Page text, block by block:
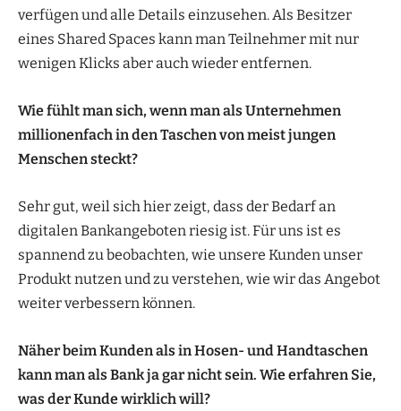
verfügen und alle Details einzusehen. Als Besitzer
eines Shared Spaces kann man Teilnehmer mit nur
wenigen Klicks aber auch wieder entfernen.
Wie fühlt man sich, wenn man als Unternehmen
millionenfach in den Taschen von meist jungen
Menschen steckt?
Sehr gut, weil sich hier zeigt, dass der Bedarf an
digitalen Bankangeboten riesig ist. Für uns ist es
spannend zu beobachten, wie unsere Kunden unser
Produkt nutzen und zu verstehen, wie wir das Angebot
weiter verbessern können.
Näher beim Kunden als in Hosen- und Handtaschen
kann man als Bank ja gar nicht sein. Wie erfahren Sie,
was der Kunde wirklich will?